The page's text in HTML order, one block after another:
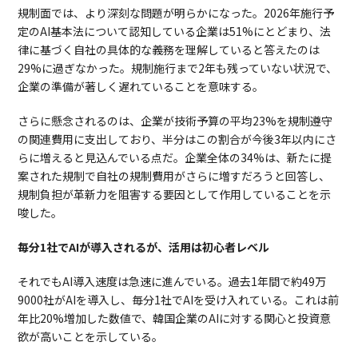
規制面では、より深刻な問題が明らかになった。2026年施行予
定のAI基本法について認知している企業は51%にとどまり、法
律に基づく自社の具体的な義務を理解していると答えたのは
29%に過ぎなかった。規制施行まで2年も残っていない状況で、
企業の準備が著しく遅れていることを意味する。
さらに懸念されるのは、企業が技術予算の平均23%を規制遵守
の関連費用に支出しており、半分はこの割合が今後3年以内にさ
らに増えると見込んでいる点だ。企業全体の34%は、新たに提
案された規制で自社の規制費用がさらに増すだろうと回答し、
規制負担が革新力を阻害する要因として作用していることを示
唆した。
毎分1社でAIが導入されるが、活用は初心者レベル
それでもAI導入速度は急速に進んでいる。過去1年間で約49万
9000社がAIを導入し、毎分1社でAIを受け入れている。これは前
年比20%増加した数値で、韓国企業のAIに対する関心と投資意
欲が高いことを示している。